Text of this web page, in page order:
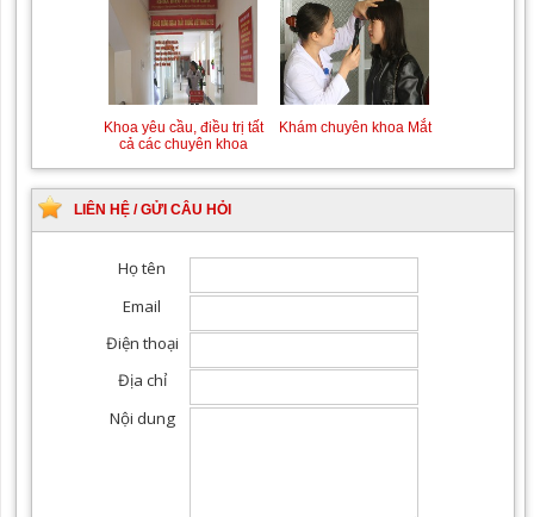
Phòng khám chuyên
khoa Nhi
Đơn nguyên Sản theo
yêu cầu
cả các chuyên khoa
Khám Ngoại khoa
Khám chuyên khoa Mắt
Đội ngũ hướng dẫn
LIÊN HỆ / GỬI CÂU HỎI